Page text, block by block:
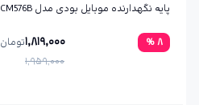
پایه نگهدارنده موبایل بودی مدل CM576B
8
%
1,819,000
1,959,000
تومان